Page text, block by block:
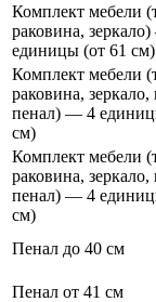
Комплект мебели
раковина,
единицы (от 61 см)
Комплект мебели
раковина,
пенал) — 4
см)
Комплект мебели
раковина,
пенал) — 4
см)
Пенал до 40 см
Пенал от 41 см